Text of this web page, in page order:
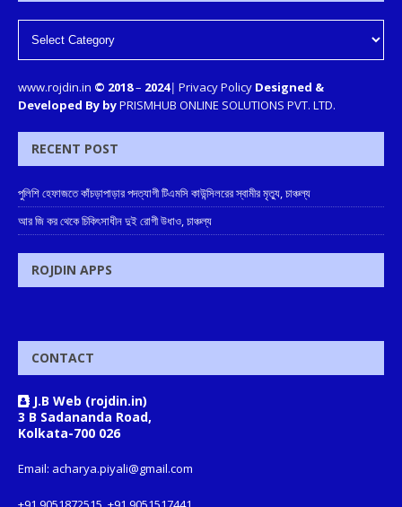
www.rojdin.in © 2018– 2024| Privacy Policy Designed &
Developed By byPRISMHUB ONLINE SOLUTIONS PVT. LTD.
RECENT POST
পুলিশি হেফাজতে কাঁচড়াপাড়ার পদত্যাগী টিএমসি কাউন্সিলরের স্বামীর মৃত্যু, চাঞ্চল্য
আর জি কর থেকে চিকিৎসাধীন দুই রোগী উধাও, চাঞ্চল্য
ROJDIN APPS
CONTACT
J.B Web (rojdin.in)
3 B Sadananda Road,
Kolkata-700 026
Email: acharya.piyali@gmail.com